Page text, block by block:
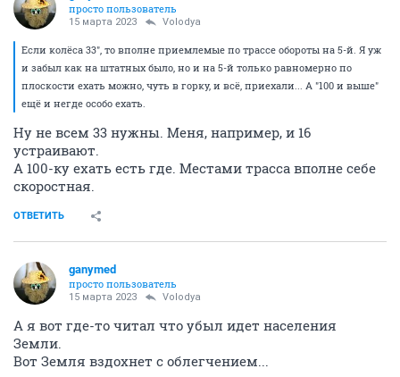
просто пользователь
15 марта 2023 Volodya
Если колёса 33", то вполне приемлемые по трассе обороты на 5-й. Я уж
и забыл как на штатных было, но и на 5-й только равномерно по
плоскости ехать можно, чуть в горку, и всё, приехали... А "100 и выше"
ещё и негде особо ехать.
Ну не всем 33 нужны. Меня, например, и 16
устраивают.
А 100-ку ехать есть где. Местами трасса вполне себе
скоростная.
ОТВЕТИТЬ
ganymed
просто пользователь
15 марта 2023 Volodya
А я вот где-то читал что убыл идет населения
Земли.
Вот Земля вздохнет с облегчением...